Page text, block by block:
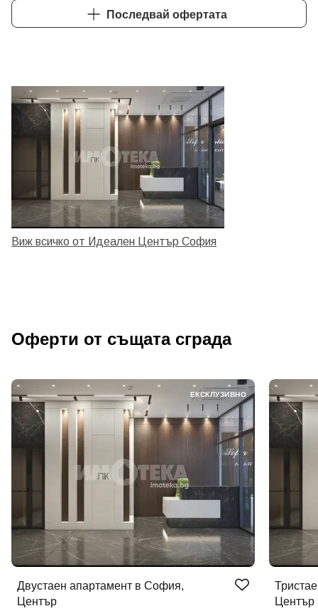
Последвай офертата
Виж всичко от Идеален Център София
Оферти от същата сграда
Двустаен апартамент в София,
Център
ЕКСКЛУЗИВНО
Център